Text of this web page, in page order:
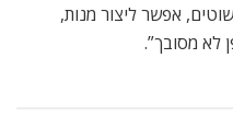
אפשר ליצור מנות,
לא מסובך”.